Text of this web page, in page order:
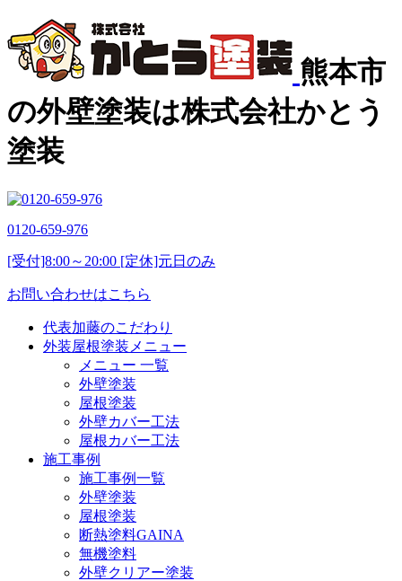
熊本市
の外壁塗装は株式会社かとう
塗装
0120-659-976
[受付]8:00～20:00 [定休]元日のみ
お問い合わせはこちら
代表加藤のこだわり
外装屋根塗装メニュー
メニュー 一覧
外壁塗装
屋根塗装
外壁カバー工法
屋根カバー工法
施工事例
施工事例一覧
外壁塗装
屋根塗装
断熱塗料GAINA
無機塗料
外壁クリアー塗装